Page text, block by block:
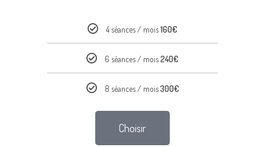
4 séances / mois160€
6 séances / mois240€
8 séances / mois300€
Choisir